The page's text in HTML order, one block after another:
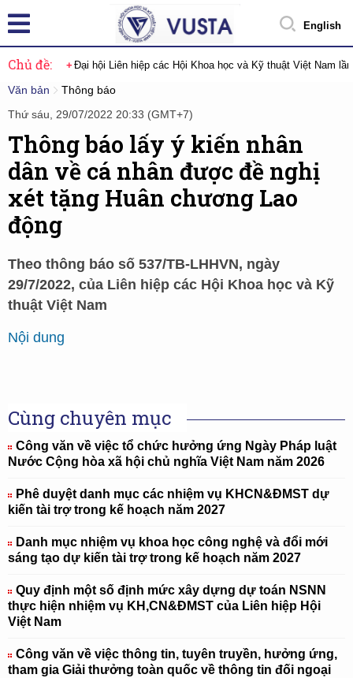
English
Chủ đề: Đại hội Liên hiệp các Hội Khoa học và Kỹ thuật Việt Nam
Văn bản
Thông báo
Thứ sáu, 29/07/2022 20:33 (GMT+7)
Thông báo lấy ý kiến nhân
dân về cá nhân được đề nghị
xét tặng Huân chương Lao
động
Theo thông báo số 537/TB-LHHVN, ngày
29/7/2022, của Liên hiệp các Hội Khoa học và Kỹ
thuật Việt Nam
Nội dung
Cùng chuyên mục
Công văn về việc tổ chức hưởng ứng Ngày Pháp luật
Nước Cộng hòa xã hội chủ nghĩa Việt Nam năm 2026
Phê duyệt danh mục các nhiệm vụ KHCN&ĐMST dự
kiến tài trợ trong kế hoạch năm 2027
Danh mục nhiệm vụ khoa học công nghệ và đổi mới
sáng tạo dự kiến tài trợ trong kế hoạch năm 2027
Quy định một số định mức xây dựng dự toán NSNN
thực hiện nhiệm vụ KH,CN&ĐMST của Liên hiệp Hội
Việt Nam
Công văn về việc thông tin, tuyên truyền, hưởng ứng,
tham gia Giải thưởng toàn quốc về thông tin đối ngoại